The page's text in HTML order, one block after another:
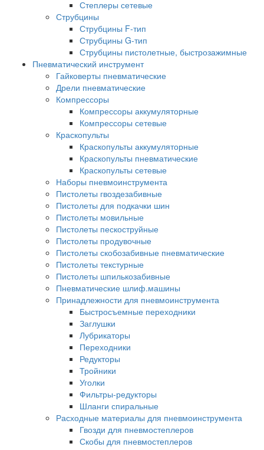
Степлеры сетевые
Струбцины
Струбцины F-тип
Струбцины G-тип
Струбцины пистолетные, быстрозажимные
Пневматический инструмент
Гайковерты пневматические
Дрели пневматические
Компрессоры
Компрессоры аккумуляторные
Компрессоры сетевые
Краскопульты
Краскопульты аккумуляторные
Краскопульты пневматические
Краскопульты сетевые
Наборы пневмоинструмента
Пистолеты гвоздезабивные
Пистолеты для подкачки шин
Пистолеты мовильные
Пистолеты пескоструйные
Пистолеты продувочные
Пистолеты скобозабивные пневматические
Пистолеты текстурные
Пистолеты шпилькозабивные
Пневматические шлиф.машины
Принадлежности для пневмоинструмента
Быстросъемные переходники
Заглушки
Лубрикаторы
Переходники
Редукторы
Тройники
Уголки
Фильтры-редукторы
Шланги спиральные
Расходные материалы для пневмоинструмента
Гвозди для пневмостеплеров
Скобы для пневмостеплеров